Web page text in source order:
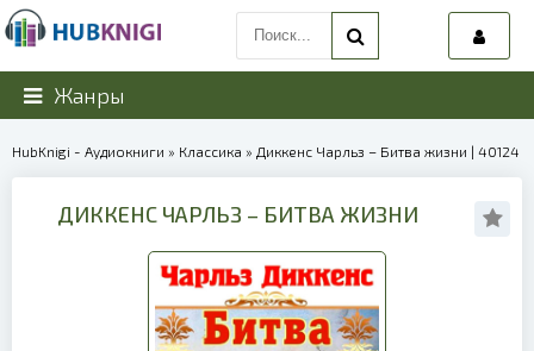
Жанры
HubKnigi - Аудиокниги » Классика » Диккенс Чарльз – Битва жизни | 40124
ДИККЕНС ЧАРЛЬЗ – БИТВА ЖИЗНИ